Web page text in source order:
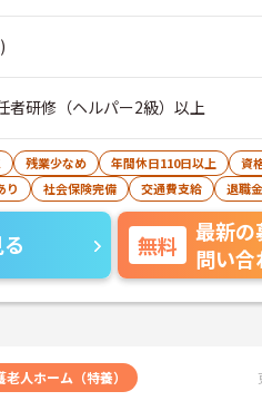
者研修（ヘルパー2級）以上
残業少なめ 年間休日110日以上
資
り 社会保険完備 交通費支給 退職
無料
最新の
問い合
老人ホーム（特養）